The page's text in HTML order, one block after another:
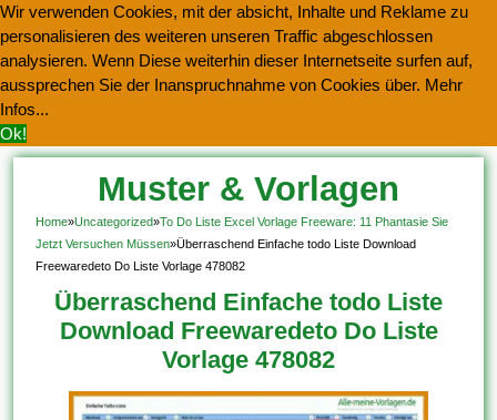
Wir verwenden Cookies, mit der absicht, Inhalte und Reklame zu
personalisieren des weiteren unseren Traffic abgeschlossen
analysieren. Wenn Diese weiterhin dieser Internetseite surfen auf,
aussprechen Sie der Inanspruchnahme von Cookies über. Mehr
Infos...
Ok!
Muster & Vorlagen
Kostenlos Herunterladen
Home»Uncategorized»To Do Liste Excel Vorlage Freeware: 11 Phantasie Sie
Jetzt Versuchen Müssen»Überraschend Einfache todo Liste Download
Freewaredeto Do Liste Vorlage 478082
Überraschend Einfache todo Liste
Download Freewaredeto Do Liste
Vorlage 478082